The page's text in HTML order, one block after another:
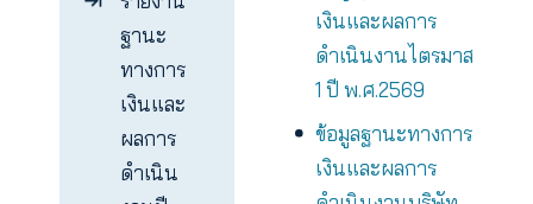
รายงาน
ฐานะ
ทางการ
เงินและ
ข้อมูลฐานะทาง
เงินและผลการ
ดำเนินงานไตร
1 ปี พ.ศ.2569